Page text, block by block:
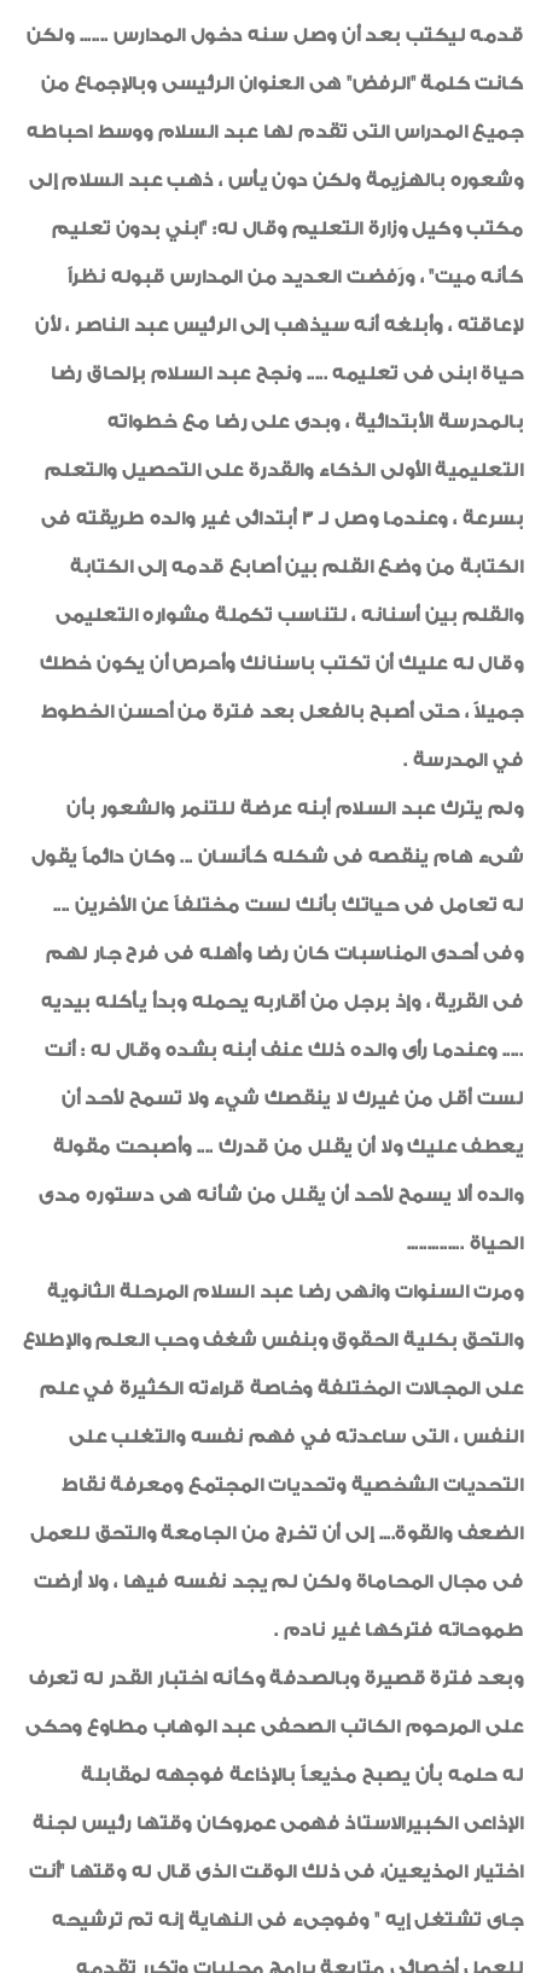
قدمه ليكتب بعد أن وصل سنه دخول المدارس ....... ولكن
كانت كلمة "الرفض" هى العنوان الرئيسى وبالإجماع من
جميع المدراس التى تقدم لها عبد السلام ووسط احباطه
وشعوره بالهزيمة ولكن دون يأس ، ذهب عبد السلام إلى
مكتب وكيل وزارة التعليم وقال له: "ابني بدون تعليم
كأنه ميت" ، ورَفضت العديد من المدارس قبوله نظراً
لإعاقته ، وأبلغه أنه سيذهب إلى الرئيس عبد الناصر ، لأن
حياة ابنى فى تعليمه ..... ونجح عبد السلام بإلحاق رضا
بالمدرسة الأبتدائية ، وبدى على رضا مع خطواته
التعليمية الأولى الذكاء والقدرة على التحصيل والتعلم
بسرعة ، وعندما وصل لـ 3 أبتدائى غير والده طريقته فى
الكتابة من وضع القلم بين أصابع قدمه إلى الكتابة
والقلم بين أسنانه ، لتناسب تكملة مشواره التعليمى
وقال له عليك أن تكتب باسنانك وأحرص أن يكون خطك
جميلاً ، حتى أصبح بالفعل بعد فترة من أحسن الخطوط
في المدرسة .
ولم يترك عبد السلام أبنه عرضة للتنمر والشعور بأن
شىء هام ينقصه فى شكله كأنسان ... وكان دائماً يقول
له تعامل فى حياتك بأنك لست مختلفاً عن الأخرين ....
وفى أحدى المناسبات كان رضا وأهله فى فرح جار لهم
فى القرية ، وإذ برجل من أقاربه يحمله وبدأ يأكله بيديه
..... وعندما رأى والده ذلك عنف أبنه بشده وقال له : أنت
لست أقل من غيرك لا ينقصك شيء ولا تسمح لأحد أن
يعطف عليك ولا أن يقلل من قدرك .... وأصبحت مقولة
والده ألا يسمح لأحد أن يقلل من شأنه هى دستوره مدى
الحياة ..............
ومرت السنوات وانهى رضا عبد السلام المرحلة الثانوية
والتحق بكلية الحقوق وبنفس شغف وحب العلم والإطلاع
على المجالات المختلفة وخاصة قراءته الكثيرة في علم
النفس ، التى ساعدته في فهم نفسه والتغلب على
التحديات الشخصية وتحديات المجتمع ومعرفة نقاط
الضعف والقوة.... إلى أن تخرج من الجامعة والتحق للعمل
فى مجال المحاماة ولكن لم يجد نفسه فيها ، ولا أرضت
طموحاته فتركها غير نادم .
وبعد فترة قصيرة وبالصدفة وكأنه اختبار القدر له تعرف
على المرحوم الكاتب الصحفى عبد الوهاب مطاوع وحكى
له حلمه بأن يصبح مذيعاً بالإذاعة فوجهه لمقابلة
الإذاعى الكبيرالاستاذ فهمى عمروكان وقتها رئيس لجنة
اختيار المذيعين، فى ذلك الوقت الذى قال له وقتها "أنت
جاى تشتغل إيه " وفوجىء فى النهاية إنه تم ترشيحه
للعمل أخصائى متابعة برامج محليات وتكرر تقدمه